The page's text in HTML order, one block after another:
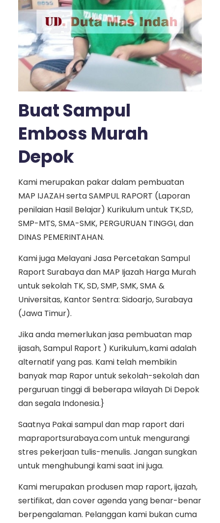
Buat Sampul
Emboss Murah
Depok
Kami merupakan pakar dalam pembuatan
MAP IJAZAH serta SAMPUL RAPORT (Laporan
penilaian Hasil Belajar) Kurikulum untuk TK,SD,
SMP-MTS, SMA-SMK, PERGURUAN TINGGI, dan
DINAS PEMERINTAHAN.
Kami juga Melayani Jasa Percetakan Sampul
Raport Surabaya dan MAP Ijazah Harga Murah
untuk sekolah TK, SD, SMP, SMK, SMA &
Universitas, Kantor Sentra: Sidoarjo, Surabaya
(Jawa Timur).
Jika anda memerlukan jasa pembuatan map
ijasah, Sampul Raport ) Kurikulum,.kami adalah
alternatif yang pas. Kami telah membikin
banyak map Rapor untuk sekolah-sekolah dan
perguruan tinggi di beberapa wilayah Di Depok
dan segala Indonesia.}
Saatnya Pakai sampul dan map raport dari
mapraportsurabaya.com untuk mengurangi
stres pekerjaan tulis-menulis. Jangan sungkan
untuk menghubungi kami saat ini juga.
Kami merupakan produsen map raport, ijazah,
sertifikat, dan cover agenda yang benar-benar
berpengalaman. Pelanggan kami bukan cuma